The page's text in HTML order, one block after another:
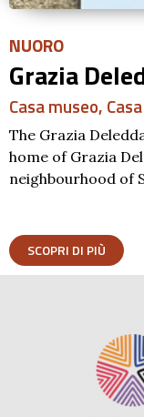
NUORO
Grazia
Casa museo,
The Grazia
home of Grazia
neighbourhood of
SCOPRI DI PIÙ